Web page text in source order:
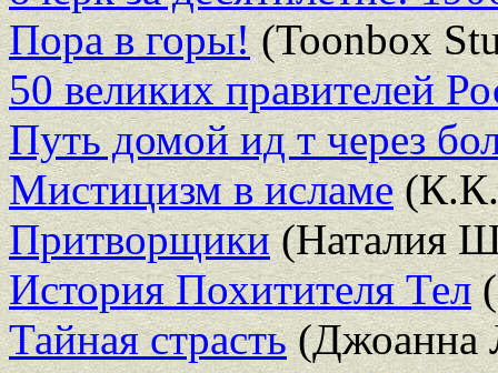
Пора в горы!(Toonbox
50 великих правителей
Путь домой ид т через
Мистицизм в исламе(К.К.
Притворщики(Наталия
История Похитителя Тел
Тайная страсть(Джоанна